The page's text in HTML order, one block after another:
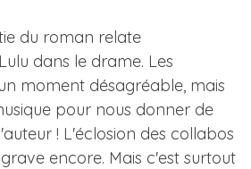
du roman relate
dans le drame. Les
moment désagréable, mais
pour nous donner de
! L'éclosion des collabos
encore. Mais c'est surtout